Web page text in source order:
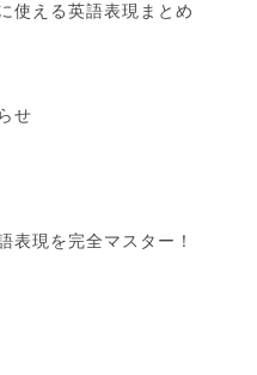
使える英語表現まとめ
せ
表現を完全マスター！